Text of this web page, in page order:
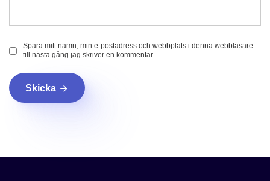
Spara mitt namn, min e-postadress och webbplats i denna webbläsare
till nästa gång jag skriver en kommentar.
Skicka